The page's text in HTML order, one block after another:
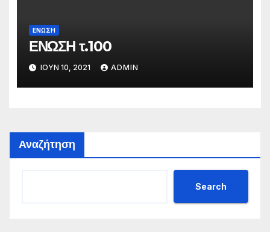
ΕΝΩΣΗ
ΕΝΩΣΗ τ.100
ΙΟΎΝ 10, 2021 ADMIN
Αναζήτηση
Search